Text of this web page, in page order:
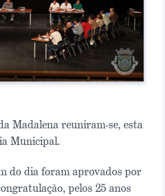
Madalena reuniram-se, esta
Municipal.
do dia foram aprovados por
pelos 25 anos